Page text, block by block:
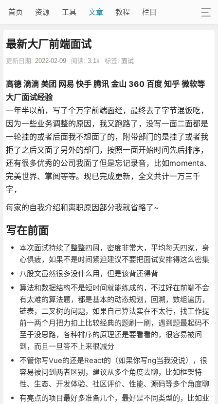
首页 资源 工具 文章 教程 栏目
最新大厂前端面试
更新日期: 2022-02-09 阅读: 3.1k 标签: 面试
高德 滴滴 美团 网易 快手 腾讯 金山 360 百度 知乎 微软等
大厂面试经验
一年半以前，写了个万字前端面经，最终去了字节混饭吃，
因为一些业务调整的原因，我又跑路了，没写一面二面都是
一轮挂的或者后面我不想面了的，附带部门的是挂了或者我
拒了之后又面了另外的部门，按照一面开始时间先后排序，
还有很多优秀的公司我面了但是忘记录音，比如momenta、
完美世界、掌阅等等。现已完成更新，全文共计一万三千
字，
每家的自我介绍和离职原因部分我就省略了~
写在前面
本次面试持续了整整四周，密度非常大，平均每天四家，身
心俱疲，如果不是时间紧迫建议不要把面试安排得这么密集
八股文虽然很多没什么用，但是该背还得背
算法和数据结构不是短时间就能练成的，不过好在前端不会
有太难的算法题，都是基本的动态规划，回溯，数组遍历，
链表，二叉树的问题，如果自己算法实在不太行，找工作提
前一两个月把力扣上比较经典的题刷一刷，遇到题最起码不
至于没思路，各种排序的原理还是要看看的，很容易被问
到，而且一旦答不上来很减分
不管你写Vue的还是React的（如果你写ng当我没说），很
容易被问到两者区别，建议从多个角度去聊，比如框架特
性、生态、开发体验、社区评价、性能、源码等多个角度聊
有亮点的项目最好多准备几个，最好是不同类型的，比如业